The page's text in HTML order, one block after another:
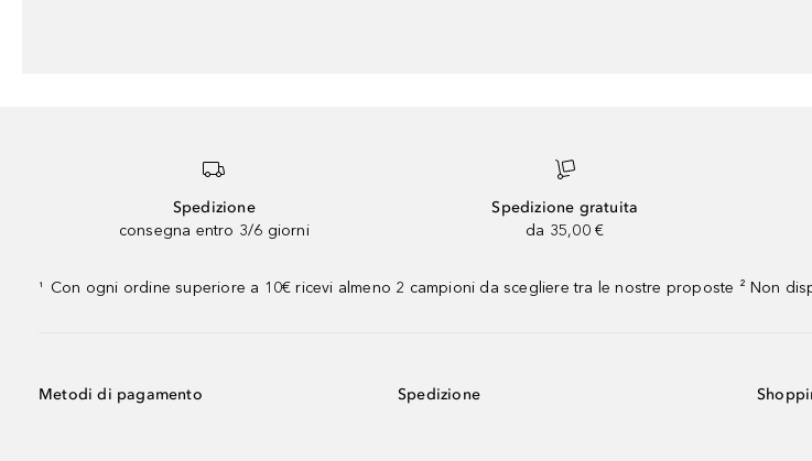
Spedizione
consegna entro 3/6 giorni
Spedizione gratuita
da 35,00 €
¹ Con ogni ordine superiore a 10€ ricevi almeno 2 campioni da scegliere tra le nostre proposte ² Non
Metodi di pagamento Spedizione